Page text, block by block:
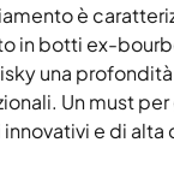
è
in botti ex-
una profondità
Un must
e di alta